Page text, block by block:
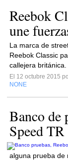
Reebok
une
La marca de
Reebok Classic
callejera británica.
El 12 octubre 2015
NONE
Banco de
Speed TR
alguna prueba de